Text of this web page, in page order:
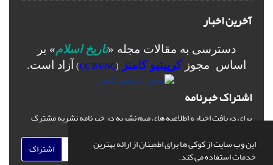
این وب سایت از کوکی ها برای اطمینان از ارائه بهترین
خدمات استفاده می کند.
آخرین اخبار
دسترسی به مقالات مجله «تاریخ اسلام» بر
اساس مجوزکرییتیو کامنز (
CC BY-NC
) آزاد است.
اشتراک خبرنامه
برای دریافت اخبار و اطلاعیه های مهم نشریه در خبرنامه نشریه مشترک
اشتراک